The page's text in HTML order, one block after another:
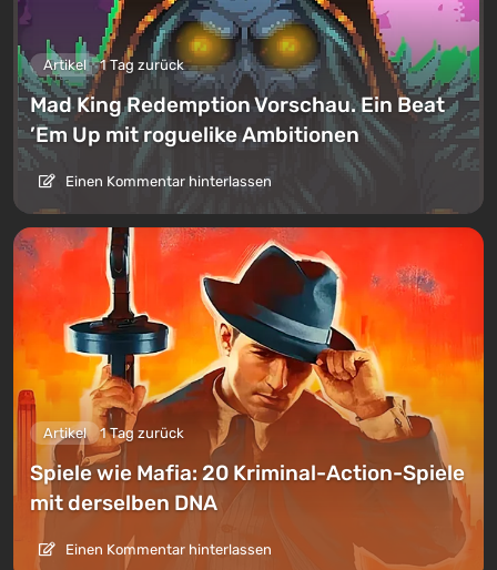
Artikel 1 Tag zurück
Mad King Redemption Vorschau. Ein Beat
’Em Up mit roguelike Ambitionen
Einen Kommentar hinterlassen
Artikel 1 Tag zurück
Spiele wie Mafia: 20 Kriminal-Action-Spiele
mit derselben DNA
Einen Kommentar hinterlassen